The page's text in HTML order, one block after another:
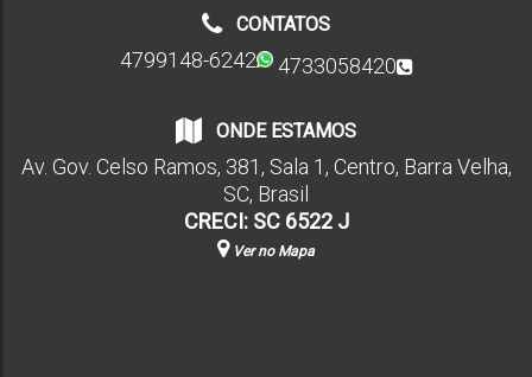
CONTATOS
4799148-6242 4733058420
ONDE ESTAMOS
Av. Gov. Celso Ramos, 381 , Sala 1 , Centro, Barra Velha,
SC, Brasil
CRECI: SC 6522 J
Ver no Mapa